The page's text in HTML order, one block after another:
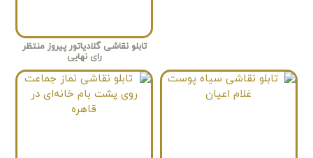
تابلو نقاشی گلادیاتور پیروز منتظر
رای نهایی